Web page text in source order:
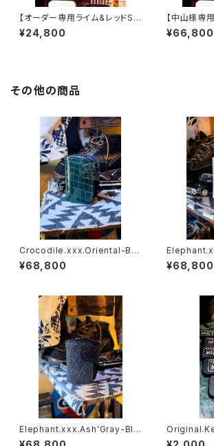
【オーダー専用ライム&レッドSS
W
¥24,800
【中山様
Edition//
¥66,800
その他の商品
Crocodile.xxx.Oriental-Blu
e.Edition// JACK.RIDE.SSW
¥68,800
SW
¥68,800
Elephant.xxx.Ash'Gray-Bla
ck.Edition// JACK.RIDE.SS
ACK.RIDE